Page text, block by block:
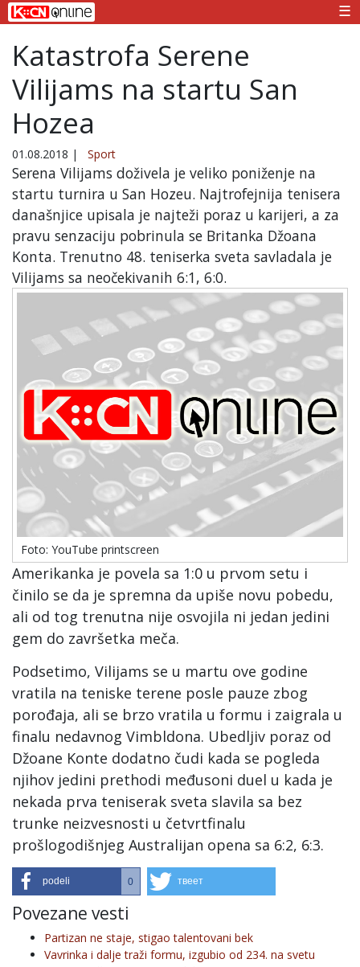
☰
Katastrofa Serene
Vilijams na startu San
Hozea
01.08.2018 | Sport
Serena Vilijams doživela je veliko poniženje na
startu turnira u San Hozeu. Najtrofejnija tenisera
današnjice upisala je najteži poraz u karijeri, a za
pravu senzaciju pobrinula se Britanka Džoana
Konta. Trenutno 48. teniserka sveta savladala je
Vilijams sa neočekivanih 6:1, 6:0.
Foto: YouTube printscreen
Amerikanka je povela sa 1:0 u prvom setu i
činilo se da je spremna da upiše novu pobedu,
ali od tog trenutna nije osvojila ni jedan jedini
gem do završetka meča.
Podsetimo, Vilijams se u martu ove godine
vratila na teniske terene posle pauze zbog
porođaja, ali se brzo vratila u formu i zaigrala u
finalu nedavnog Vimbldona. Ubedljiv poraz od
Džoane Konte dodatno čudi kada se pogleda
njihov jedini prethodi međusoni duel u kada je
nekada prva teniserak sveta slavila sa bez
trunke neizvesnosti u četvrtfinalu
prošlogodišnjeg Australijan opena sa 6:2, 6:3.
podeli 0 твеет
Povezane vesti
Partizan ne staje, stigao talentovani bek
Vavrinka i dalje traži formu, izgubio od 234. na svetu